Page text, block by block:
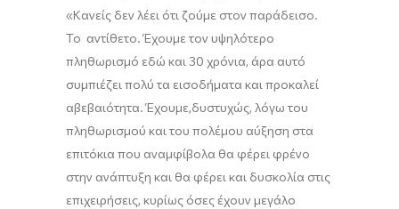
«Κανείς δεν λέει ότι ζούμε στον παράδεισο.
Το αντίθετο. Έχουμε τον υψηλότερο
πληθωρισμό εδώ και 30 χρόνια, άρα αυτό
συμπιέζει πολύ τα εισοδήματα και προκαλεί
αβεβαιότητα. Έχουμε,δυστυχώς, λόγω του
πληθωρισμού και του πολέμου αύξηση στα
επιτόκια που αναμφίβολα θα φέρει φρένο
στην ανάπτυξη και θα φέρει και δυσκολία στις
επιχειρήσεις, κυρίως όσες έχουν μεγάλο